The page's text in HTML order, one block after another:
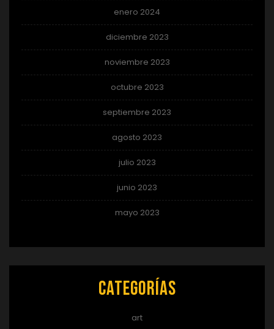
enero 2024
diciembre 2023
noviembre 2023
octubre 2023
septiembre 2023
agosto 2023
julio 2023
junio 2023
mayo 2023
Categorías
art